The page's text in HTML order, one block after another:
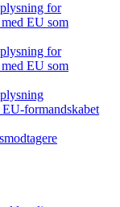
for
EU som
for
EU som
formandskabet